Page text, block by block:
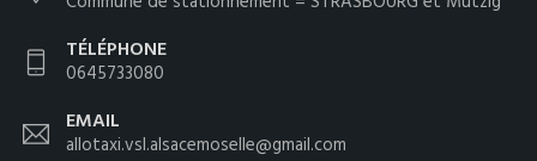
TÉLÉPHONE
0645733080
EMAIL
allotaxi.vsl.alsacemoselle@gmail.com